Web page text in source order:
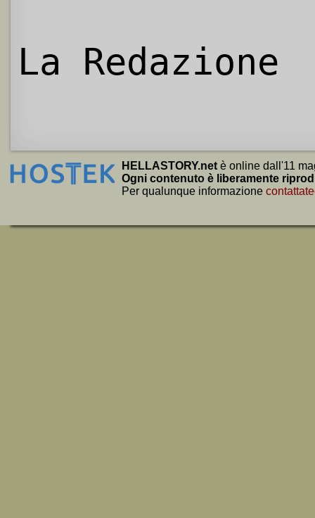
La Redazione
HELLASTORY.net è online dall'11
Ogni contenuto è liberamente
Per qualunque informazione